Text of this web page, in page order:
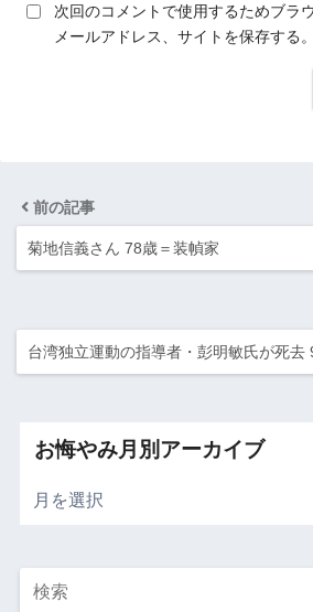
次回のコメントで使用するためブラ
メールアドレス、サイトを保存する。
前の記事
菊地信義さん 78歳＝装幀家
台湾独立運動の指導者・彭明敏氏が死去
お悔やみ月別アーカイブ